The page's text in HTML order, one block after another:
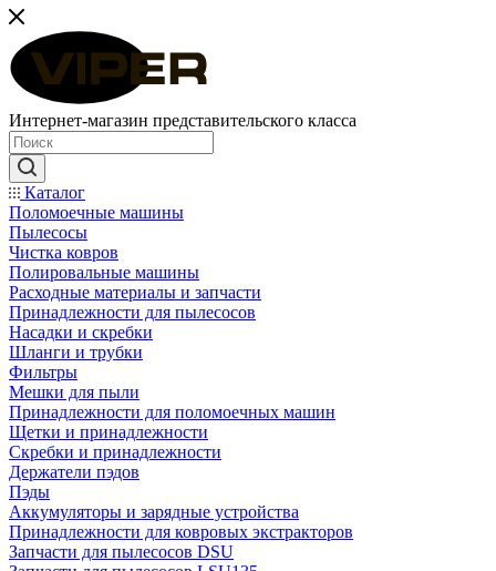
Интернет-магазин представительского класса
Каталог
Поломоечные машины
Пылесосы
Чистка ковров
Полировальные машины
Расходные материалы и запчасти
Принадлежности для пылесосов
Насадки и скребки
Шланги и трубки
Фильтры
Мешки для пыли
Принадлежности для поломоечных машин
Щетки и принадлежности
Скребки и принадлежности
Держатели пэдов
Пэды
Аккумуляторы и зарядные устройства
Принадлежности для ковровых экстракторов
Запчасти для пылесосов DSU